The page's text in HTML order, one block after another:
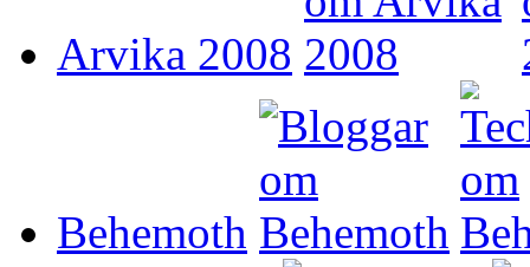
Arvika 2008
Behemoth